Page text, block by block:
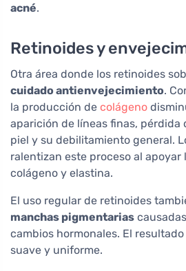
acné.
Retinoides y
Otra área donde los retinoides
cuidado antienvejecimiento.
la producción de colágeno
aparición de líneas finas, pérdida
piel y su debilitamiento general.
ralentizan este proceso al
colágeno y elastina.
El uso regular de retinoides
manchas pigmentarias
cambios hormonales. El
suave y uniforme.